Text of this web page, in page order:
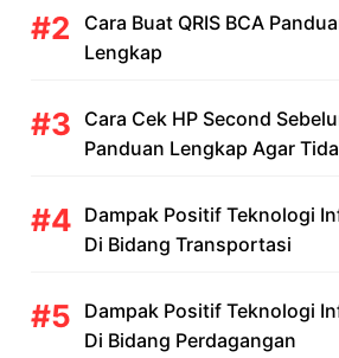
Cara Buat QRIS BCA
Lengkap
Cara Cek HP Second
Panduan Lengkap Agar
Dampak Positif Teknologi
Di Bidang Transportasi
Dampak Positif Teknologi
Di Bidang Perdagangan